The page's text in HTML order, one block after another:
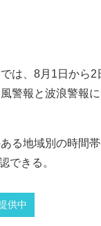
は、8月1日から
警報と波浪警報
る地域別の時間
できる。
供中